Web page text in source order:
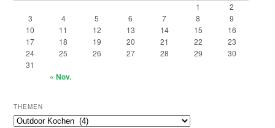
1
2
3
4 5 6 7 8
9
10
11 12 13 14 15
16
17
18 19 20 21 22
23
24
25 26 27 28 29
30
31
« Nov.
THEMEN
Themen